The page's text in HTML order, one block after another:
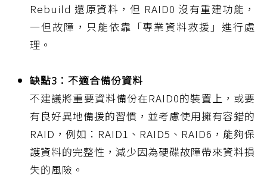
Rebuild 還原資料，但 RAID0 沒有重建功能，
一但故障，只能依靠「專業資料救援」進行處
理。
缺點3：不適合備份資料
不建議將重要資料備份在RAID0的裝置上，或要
有良好異地備援的習慣，並考慮使用擁有容錯的
RAID，例如：RAID1、RAID5、RAID6，能夠保
護資料的完整性，減少因為硬碟故障帶來資料損
失的風險。